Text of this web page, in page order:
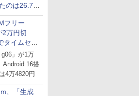
のは26.7％
ブランド
フリー
2万円切
イムセー
」が1万
Android 16搭
4万4820円
、「生成